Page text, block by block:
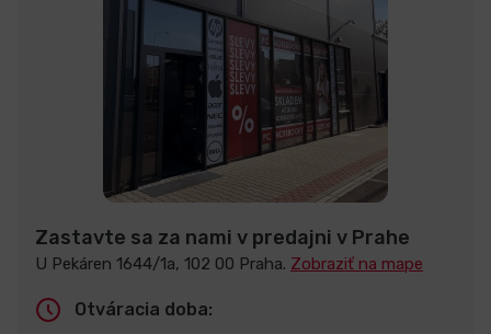
Zastavte sa za nami v predajni v Prahe
U Pekáren 1644/1a, 102 00 Praha. Zobraziť na mape
Otváracia doba: